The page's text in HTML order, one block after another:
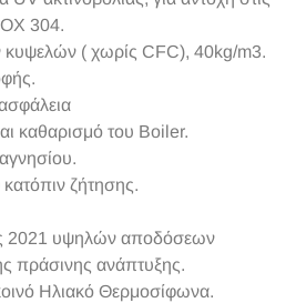
304.
κυψελών ( χωρίς CFC), 40kg/m3.
καθαρισμό του Boiler.
ζήτησης.
2021 υψηλών αποδόσεων
πράσινης ανάπτυξης.
Ηλιακό Θερμοσίφωνα.